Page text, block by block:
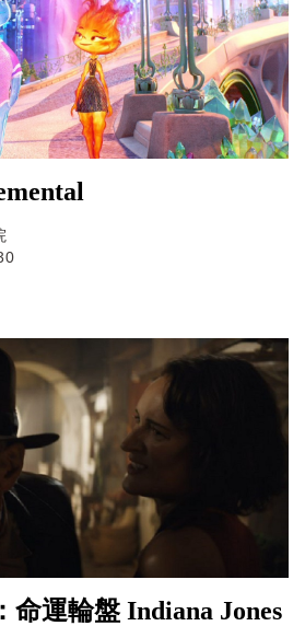
命運輪盤 Indiana Jones